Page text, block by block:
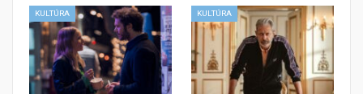
KULTÚRA KULTÚRA